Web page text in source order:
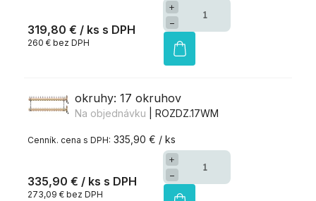
319,80 € / ks
260 € bez DPH
+
−
okruhy: 17 okruhov
Na objednávku | ROZDZ.17WM
335,90 € / ks
335,90 € / ks
273,09 € bez DPH
+
−